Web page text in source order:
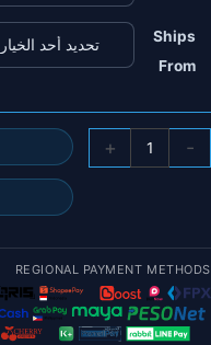
Ships
From
-
T-
محرك
النمر
+
REGIONAL PAYMENT METHODS